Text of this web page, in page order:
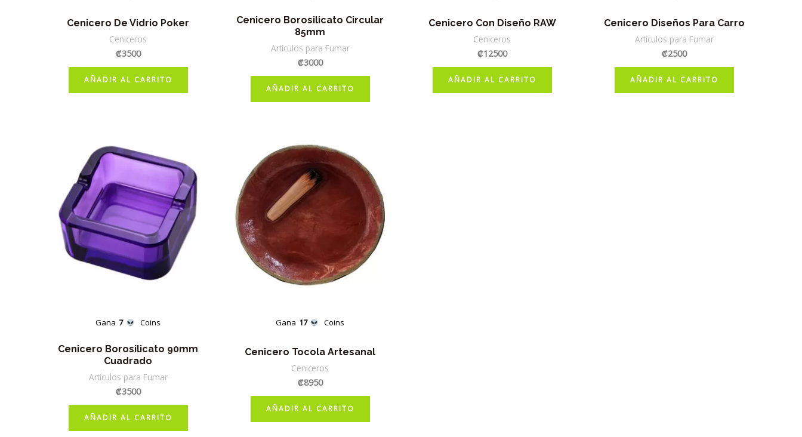
Cenicero De Vidrio Poker
Ceniceros
₡3500
AÑADIR AL CARRITO
Cenicero Borosilicato Circular
85mm
Artículos para Fumar
₡3000
AÑADIR AL CARRITO
Cenicero Con Diseño RAW
Ceniceros
₡12500
AÑADIR AL CARRITO
Cenicero Diseños Para Carro
Artículos para Fumar
₡2500
AÑADIR AL CARRITO
Gana 7 Coins
Cenicero Borosilicato 90mm
Cuadrado
Artículos para Fumar
₡3500
AÑADIR AL CARRITO
Gana 17 Coins
Cenicero Tocola Artesanal
Ceniceros
₡8950
AÑADIR AL CARRITO